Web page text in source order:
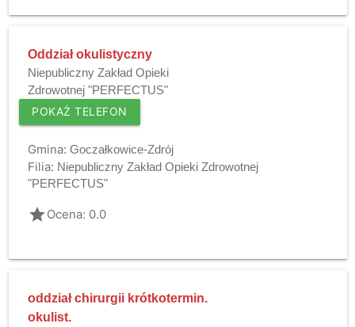
Oddział okulistyczny
Niepubliczny Zakład Opieki
Zdrowotnej "PERFECTUS"
POKAŻ TELEFON
Gmina: Goczałkowice-Zdrój
Filia: Niepubliczny Zakład Opieki Zdrowotnej
"PERFECTUS"
gradeOcena: 0.0
oddział chirurgii krótkotermin.
okulist.